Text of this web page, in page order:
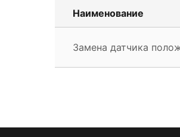
Наименование
Замена датчика